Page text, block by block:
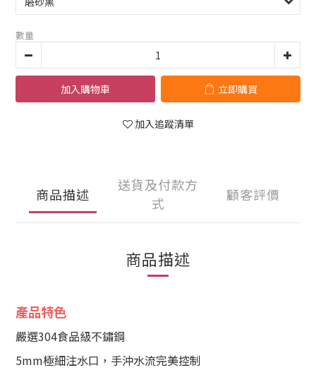
數量
加入購物車 立即購買
加入追蹤清單
商品描述
送貨及付款方
式
顧客評價
商品描述
產品特色
嚴選304食品級不鏽鋼
5mm極細注水口，手沖水流完美控制